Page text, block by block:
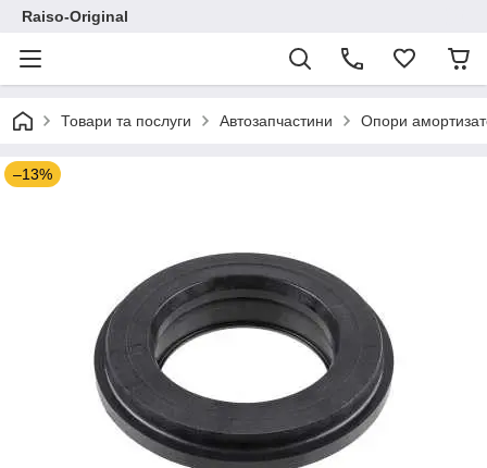
Raiso-Original
Товари та послуги Автозапчастини Опори
–13%